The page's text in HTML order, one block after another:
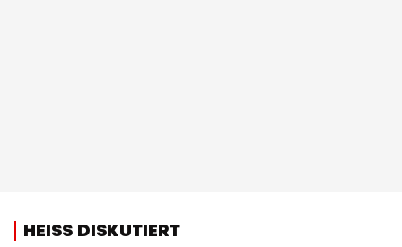
HEISS DISKUTIERT